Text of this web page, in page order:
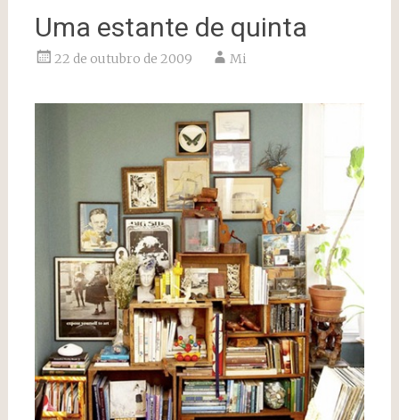
Uma estante de quinta
22 de outubro de 2009 Mi